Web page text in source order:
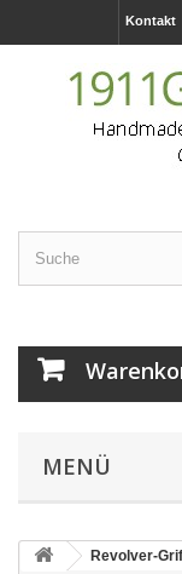
Kontakt
MENÜ
Revolver-